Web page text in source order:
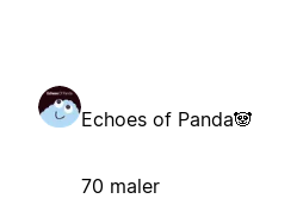
Echoes of Panda🐼
70 maler